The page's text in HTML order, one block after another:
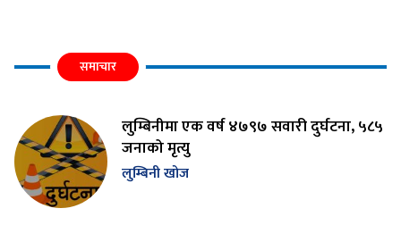
समाचार
लुम्बिनीमा एक वर्ष ४७९७ सवारी दुर्घटना, ५८५
जनाको मृत्यु
लुम्बिनी खोज